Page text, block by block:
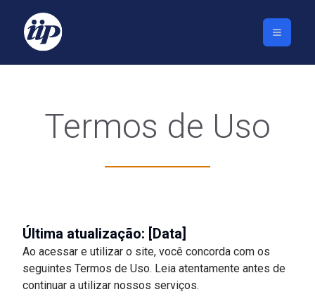
Termos de Uso
Última atualização: [Data]
Ao acessar e utilizar o site, você concorda com os
seguintes Termos de Uso. Leia atentamente antes de
continuar a utilizar nossos serviços.